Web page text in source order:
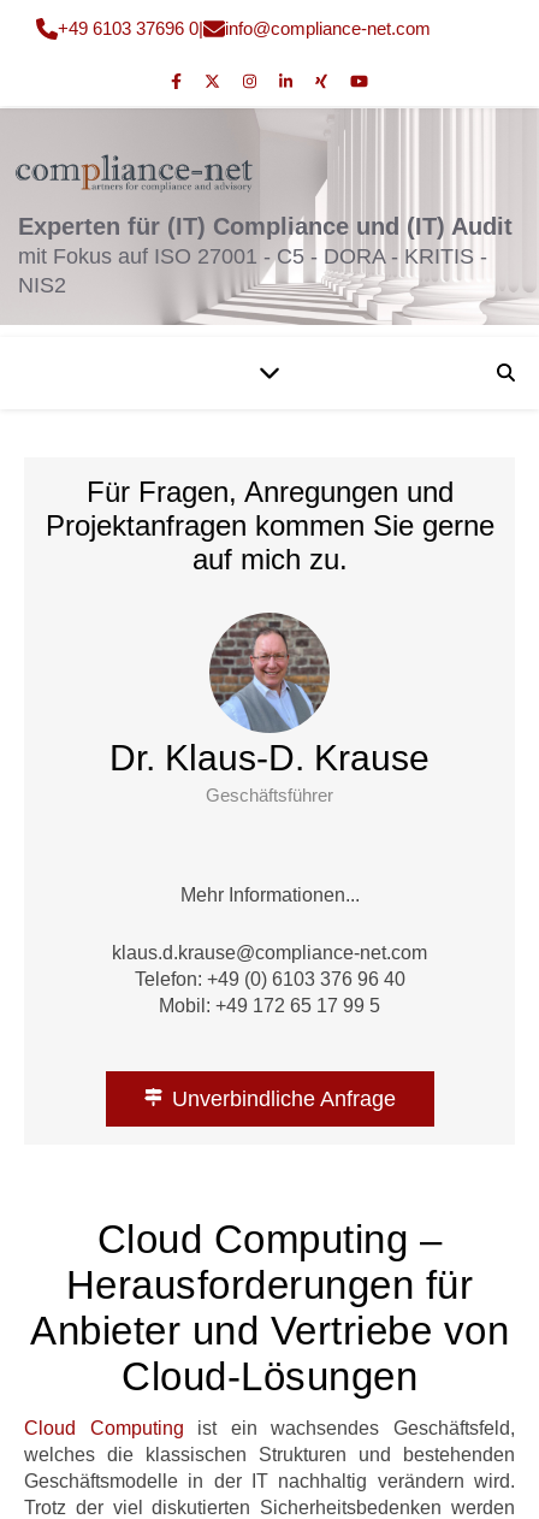
+49 6103 37696 0| moc.t
en-ec
nailp
moc@o
fni
Experten für (IT) Compliance und (IT) Audit
mit Fokus auf ISO 27001 - C5 - DORA - KRITIS -
NIS2
Für Fragen, Anregungen und
Projektanfragen kommen Sie gerne
auf mich zu.
Dr. Klaus-D. Krause
Geschäftsführer
Mehr Informationen...
moc.t
en-ec
nailp
moc@e
suark
.d.su
alk
Telefon: +49 (0) 6103 376 96 40
Mobil: +49 172 65 17 99 5
Unverbindliche Anfrage
Cloud Computing –
Herausforderungen für
Anbieter und Vertriebe von
Cloud-Lösungen
Cloud Computing ist ein wachsendes Geschäftsfeld,
welches die klassischen Strukturen und bestehenden
Geschäftsmodelle in der IT nachhaltig verändern wird.
Trotz der viel diskutierten Sicherheitsbedenken werden